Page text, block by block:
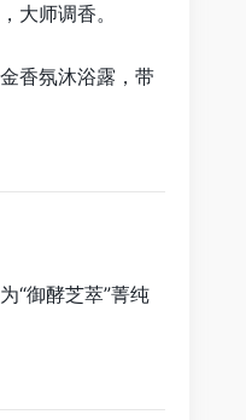
大师调香。
香氛沐浴露，带
“御酵芝萃”菁纯